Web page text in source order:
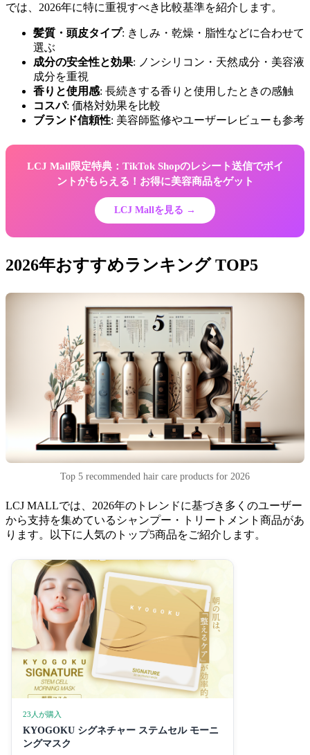
では、2026年に特に重視すべき比較基準を紹介します。
髪質・頭皮タイプ: きしみ・乾燥・脂性などに合わせて
選ぶ
成分の安全性と効果: ノンシリコン・天然成分・美容液
成分を重視
香りと使用感: 長続きする香りと使用したときの感触
コスパ: 価格対効果を比較
ブランド信頼性: 美容師監修やユーザーレビューも参考
LCJ Mall限定特典：TikTok Shopのレシート送信でポイ
ントがもらえる！お得に美容商品をゲット
LCJ Mallを見る →
2026年おすすめランキング TOP5
Top 5 recommended hair care products for 2026
LCJ MALLでは、2026年のトレンドに基づき多くのユーザー
から支持を集めているシャンプー・トリートメント商品があ
ります。以下に人気のトップ5商品をご紹介します。
23人が購入
KYOGOKU シグネチャー ステムセル モーニ
ングマスク